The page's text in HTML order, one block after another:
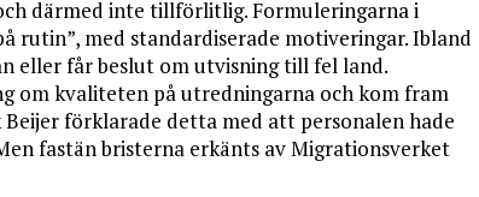
därmed inte tillförlitlig. Formuleringarna i
rutin”, med standardiserade motiveringar. Ibland
eller får beslut om utvisning till fel land.
om kvaliteten på utredningarna och kom fram
förklarade detta med att personalen hade
fastän bristerna erkänts av Migrationsverket